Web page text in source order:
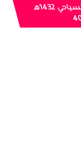
حفل افتتاح فعاليات التنشيط السياحي 1432هـ